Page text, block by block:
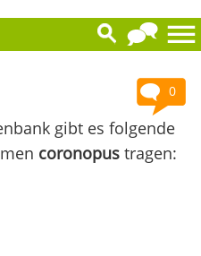
0
gibt es folgende
coronopus tragen: